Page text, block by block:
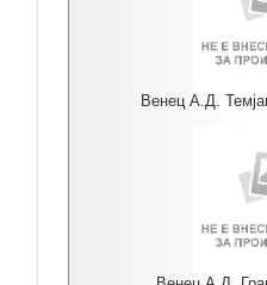
Венец А.Д.